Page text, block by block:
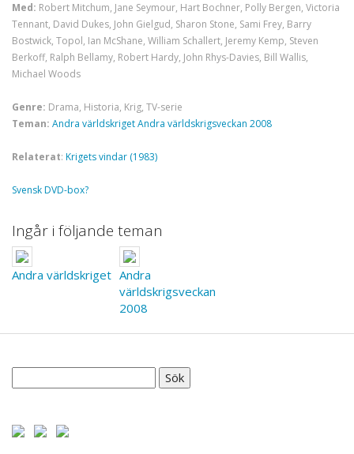
Med: Robert Mitchum, Jane Seymour, Hart Bochner, Polly Bergen, Victoria
Tennant, David Dukes, John Gielgud, Sharon Stone, Sami Frey, Barry
Bostwick, Topol, Ian McShane, William Schallert, Jeremy Kemp, Steven
Berkoff, Ralph Bellamy, Robert Hardy, John Rhys-Davies, Bill Wallis,
Michael Woods
Genre: Drama, Historia, Krig, TV-serie
Teman: Andra världskrigetAndra världskrigsveckan 2008
Relaterat: Krigets vindar (1983)
Svensk DVD-box?
Ingår i följande teman
Andra världskriget Andra
världskrigsveckan
2008
Sök